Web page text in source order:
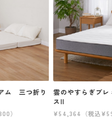
ム 三つ折り
）
雲のやすらぎプ
スII
¥54,364（税込